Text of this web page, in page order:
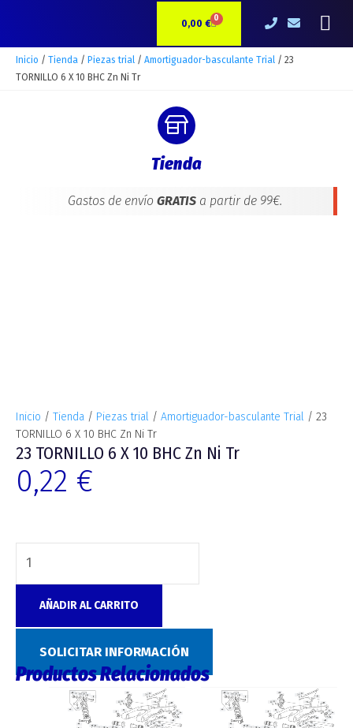
0,00 € 0CARRITO
Inicio / Tienda / Piezas trial / Amortiguador-basculante Trial / 23
TORNILLO 6 X 10 BHC Zn Ni Tr
Tienda
Gastos de envío GRATISa partir de 99€.
Inicio / Tienda / Piezas trial / Amortiguador-basculante Trial / 23
TORNILLO 6 X 10 BHC Zn Ni Tr
23 TORNILLO 6 X 10 BHC Zn Ni Tr
0,22 €
X
10
AÑADIR AL CARRITO
SOLICITAR INFORMACIÓN
Productos Relacionados